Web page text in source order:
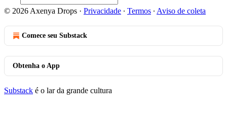
© 2026 Axenya Drops · Privacidade ∙ Termos ∙ Aviso de coleta
Comece seu Substack
Obtenha o App
Substack é o lar da grande cultura